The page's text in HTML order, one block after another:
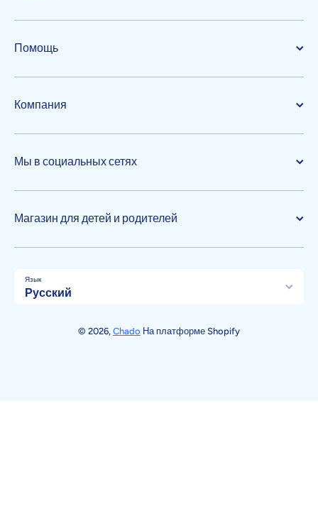
Помощь
Компания
Мы в социальных сетях
Магазин для детей и родителей
Язык
Русский
© 2026, Chado На платформе Shopify